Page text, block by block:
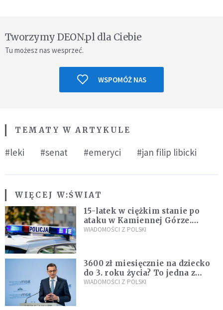
Tworzymy DEON.pl dla Ciebie
Tu możesz nas wesprzeć.
WSPOMÓŻ NAS
TEMATY W ARTYKULE
#leki #senat #emeryci #jan filip libicki
WIĘCEJ W:ŚWIAT
15-latek w ciężkim stanie po
ataku w Kamiennej Górze.
Policja zatrzymała dwóch
WIADOMOŚCI Z POLSKI
3600 zł miesięcznie na dziecko
do 3. roku życia? To jedna z
propozycji programu "Rozwój
WIADOMOŚCI Z POLSKI